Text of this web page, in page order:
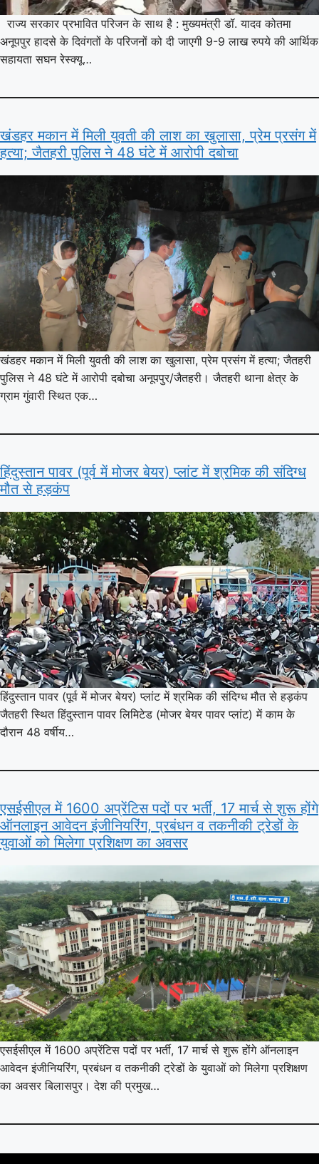
राज्य सरकार प्रभावित परिजन के साथ है : मुख्यमंत्री डॉ. यादव कोतमा
अनूपपुर हादसे के दिवंगतों के परिजनों को दी जाएगी 9-9 लाख रुपये की आर्थिक
सहायता सघन रेस्क्यू…
खंडहर मकान में मिली युवती की लाश का खुलासा, प्रेम प्रसंग में
हत्या; जैतहरी पुलिस ने 48 घंटे में आरोपी दबोचा
खंडहर मकान में मिली युवती की लाश का खुलासा, प्रेम प्रसंग में हत्या; जैतहरी
पुलिस ने 48 घंटे में आरोपी दबोचा अनूपपुर/जैतहरी। जैतहरी थाना क्षेत्र के
ग्राम गुंवारी स्थित एक…
हिंदुस्तान पावर (पूर्व में मोजर बेयर) प्लांट में श्रमिक की संदिग्ध
मौत से हड़कंप
हिंदुस्तान पावर (पूर्व में मोजर बेयर) प्लांट में श्रमिक की संदिग्ध मौत से हड़कंप
जैतहरी स्थित हिंदुस्तान पावर लिमिटेड (मोजर बेयर पावर प्लांट) में काम के
दौरान 48 वर्षीय…
एसईसीएल में 1600 अप्रेंटिस पदों पर भर्ती, 17 मार्च से शुरू होंगे
ऑनलाइन आवेदन इंजीनियरिंग, प्रबंधन व तकनीकी ट्रेडों के
युवाओं को मिलेगा प्रशिक्षण का अवसर
एसईसीएल में 1600 अप्रेंटिस पदों पर भर्ती, 17 मार्च से शुरू होंगे ऑनलाइन
आवेदन इंजीनियरिंग, प्रबंधन व तकनीकी ट्रेडों के युवाओं को मिलेगा प्रशिक्षण
का अवसर बिलासपुर। देश की प्रमुख…